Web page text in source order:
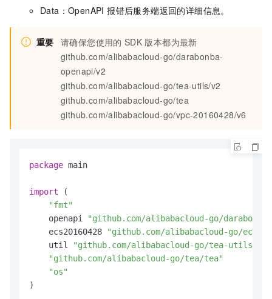
Data：OpenAPI 报错后服务端返回的详细信息。
重要 请确保您使用的 SDK 版本都为最新
github.com/alibabacloud-go/darabonba-
openapi/v2
github.com/alibabacloud-go/tea-utils/v2
github.com/alibabacloud-go/tea
github.com/alibabacloud-go/vpc-20160428/v6
package main
import (
"fmt"
    openapi
"github.com/alibabacloud-go/
    ecs20160428
"github.com/alibabacloud-go/ecs-
    util
"github.com/alibabacloud-go/tea-utils/
"github.com/alibabacloud-go/tea/tea"
"os"
)